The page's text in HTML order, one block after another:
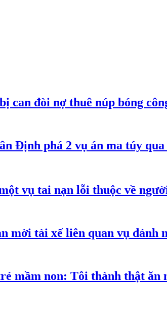
can đòi nợ thuê núp bóng
Định phá 2 vụ án ma túy
vụ tai nạn lỗi thuộc về
mời tài xế liên quan vụ đánh
mầm non: Tôi thành thật ăn